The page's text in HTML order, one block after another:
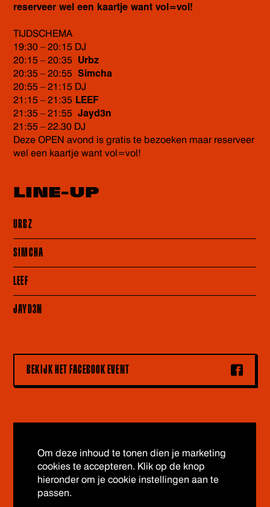
reserveer wel een kaartje want vol=vol!
TIJDSCHEMA
19:30 – 20:15 DJ
20:15 – 20:35 Urbz
20:35 – 20:55Simcha
20:55 – 21:15 DJ
21:15 – 21:35 LEEF
21:35 – 21:55Jayd3n
21:55 – 22.30 DJ
Deze OPEN avond is gratis te bezoeken maar reserveer
wel een kaartje want vol=vol!
LINE-UP
URBZ
SIMCHA
LEEF
JAYD3N
BEKIJK HET FACEBOOK EVENT
Om deze inhoud te tonen dien je marketing
cookies te accepteren. Klik op de knop
hieronder om je cookie instellingen aan te
passen.